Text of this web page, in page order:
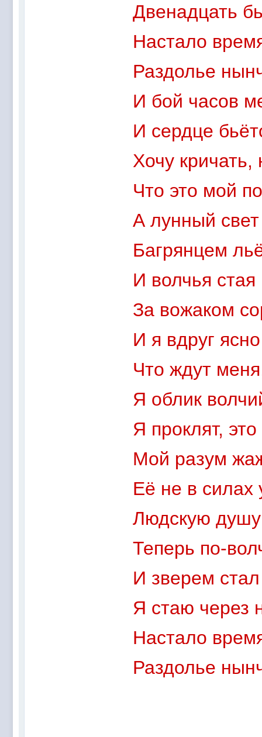
Двенадцать
Настало
Раздолье
И бой часов
И сердце
Хочу
Что это мой
А лунный
Багрянцем
И волчья стая
За вожаком
И я вдруг
Что ждут
Я облик
Я проклят,
Мой разум
Её не в силах
Людскую
Теперь по-
И зверем
Я стаю через
Настало
Раздолье